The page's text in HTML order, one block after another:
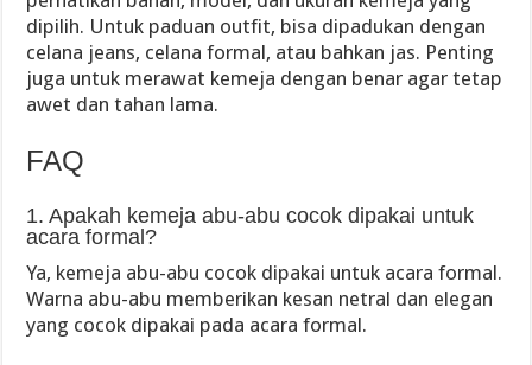
dipilih. Untuk paduan outfit, bisa dipadukan dengan
celana jeans, celana formal, atau bahkan jas. Penting
juga untuk merawat kemeja dengan benar agar tetap
awet dan tahan lama.
FAQ
1. Apakah kemeja abu-abu cocok dipakai untuk
acara formal?
Ya, kemeja abu-abu cocok dipakai untuk acara formal.
Warna abu-abu memberikan kesan netral dan elegan
yang cocok dipakai pada acara formal.